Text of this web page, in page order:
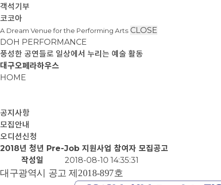
객석기부
코코아
A Dream Venue for the Performing Arts CLOSE
DOH PERFORMANCE
풍성한 공연들로 일상에서 누리는 예술 활동
대구오페라하우스
HOME
공지사항
모집안내
오디션신청
2018년 청년 Pre-Job 지원사업 참여자 모집공고
작성일
2018-08-10 14:35:31
대구광역시 공고 제 2018-897호